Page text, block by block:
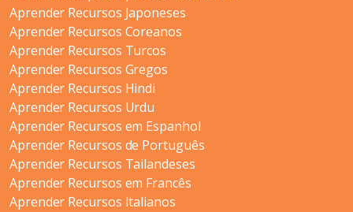
Aprender Recursos Japoneses
Aprender Recursos Coreanos
Aprender Recursos Turcos
Aprender Recursos Gregos
Aprender Recursos Hindi
Aprender Recursos Urdu
Aprender Recursos em Espanhol
Aprender Recursos de Português
Aprender Recursos Tailandeses
Aprender Recursos em Francês
Aprender Recursos Italianos